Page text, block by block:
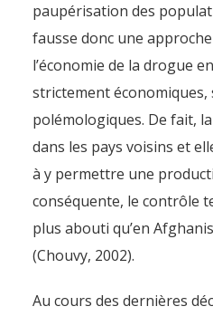
paupérisation des
fausse donc une
l’économie de la drogue
strictement
polémologiques. De fait,
dans les pays voisins et
à y permettre une
conséquente, le contrôle
plus abouti qu’en
(Chouvy, 2002).
Au cours des dernières